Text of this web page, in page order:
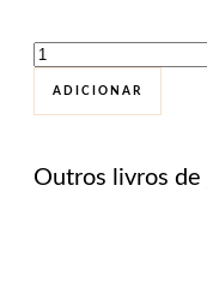
Quantidade
de
Guardar
as
a
ADICIONAR
Outros livros de